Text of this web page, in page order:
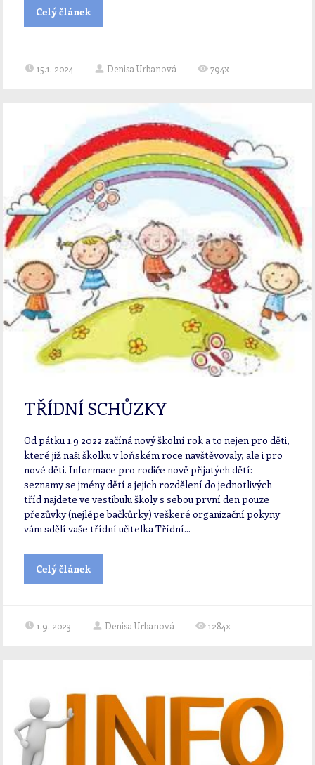
Celý článek
15.1. 2024 Denisa Urbanová 794x
TŘÍDNÍ SCHŮZKY
Od pátku 1.9 2022 začíná nový školní rok a to nejen pro děti,
které již naši školku v loňském roce navštěvovaly, ale i pro
nové děti. Informace pro rodiče nově přijatých dětí:
seznamy se jmény dětí a jejich rozdělení do jednotlivých
tříd najdete ve vestibulu školy s sebou první den pouze
přezůvky (nejlépe bačkůrky) veškeré organizační pokyny
vám sdělí vaše třídní učitelka Třídní...
Celý článek
1.9. 2023 Denisa Urbanová 1284x